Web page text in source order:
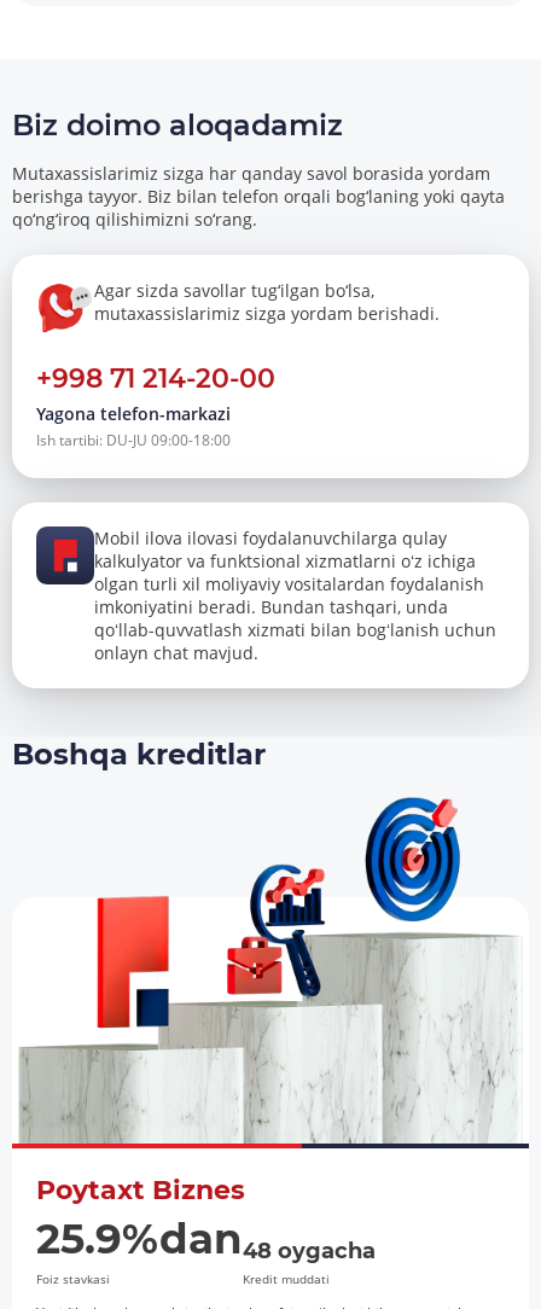
Biz doimo aloqadamiz
Mutaxassislarimiz sizga har qanday savol borasida yordam
berishga tayyor. Biz bilan telefon orqali bog‘laning yoki qayta
qo‘ng‘iroq qilishimizni so‘rang.
Agar sizda savollar tug‘ilgan bo‘lsa,
mutaxassislarimiz sizga yordam berishadi.
+998 71 214-20-00
Yagona telefon-markazi
Ish tartibi: DU-JU 09:00-18:00
Mobil ilova ilovasi foydalanuvchilarga qulay
kalkulyator va funktsional xizmatlarni oʻz ichiga
olgan turli xil moliyaviy vositalardan foydalanish
imkoniyatini beradi. Bundan tashqari, unda
qoʻllab-quvvatlash xizmati bilan bogʻlanish uchun
onlayn chat mavjud.
Boshqa kreditlar
Poytaxt Biznes
25.9%dan
Foiz stavkasi
48 oygacha
Kredit muddati